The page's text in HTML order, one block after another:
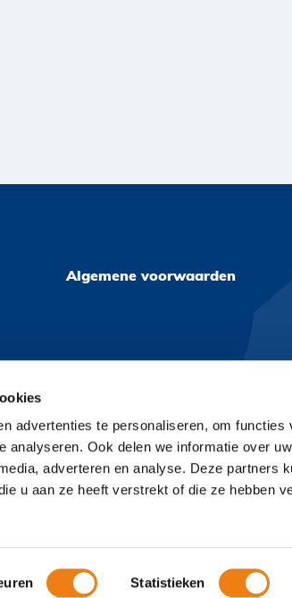
advertenties te personaliseren, om functies
analyseren. Ook delen we informatie over
adverteren en analyse. Deze partners
u aan ze heeft verstrekt of die ze hebben
Statistieken
Algemene voorwaarden